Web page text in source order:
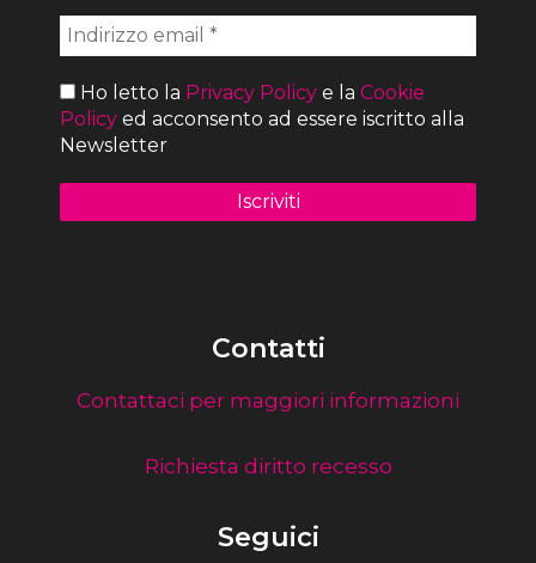
Ho letto la Privacy Policy e la Cookie
Policy ed acconsento ad essere iscritto alla
Newsletter
Contatti
Contattaci per maggiori informazioni
Richiesta diritto recesso
Seguici